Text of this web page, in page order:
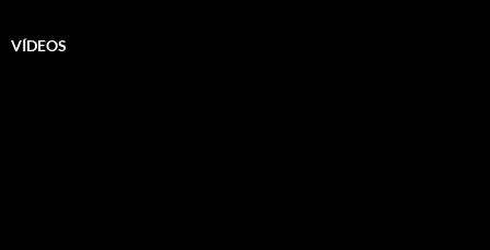
VÍDEOS